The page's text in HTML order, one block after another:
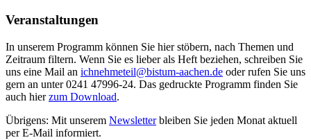
Veranstaltungen
In unserem Programm können Sie hier stöbern, nach Themen und
Zeitraum filtern. Wenn Sie es lieber als Heft beziehen, schreiben Sie
uns eine Mail an ichnehmeteil@bistum-aachen.de oder rufen Sie uns
gern an unter 0241 47996-24. Das gedruckte Programm finden Sie
auch hierzum Download.
Übrigens: Mit unserem Newsletterbleiben Sie jeden Monat aktuell
per E-Mail informiert.